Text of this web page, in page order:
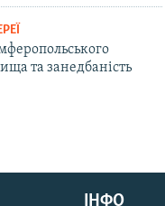
та занедбаність
ІНФО